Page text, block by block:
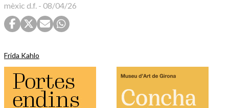
mèxic d.f. - 08/04/26
Frida Kahlo